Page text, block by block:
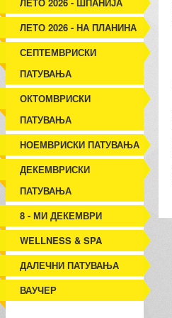
ЛЕТО 2026 - НА ПЛАНИНА
СЕПТЕМВРИСКИ
ПАТУВАЊА
ОКТОМВРИСКИ
ПАТУВАЊА
НОЕМВРИСКИ ПАТУВАЊА
ДЕКЕМВРИСКИ
ПАТУВАЊА
8 - МИ ДЕКЕМВРИ
WELLNESS & SPA
ДАЛЕЧНИ ПАТУВАЊА
ВАУЧЕР